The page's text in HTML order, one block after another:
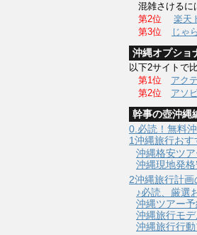
混雑さけるに
第2位
楽天
第3位
じゃ
沖縄オプショ
以下2サイトで
第1位
アク
第2位
アソ
幹事の壺沖縄
0.必読！無料
1沖縄旅行おす
沖縄格安ツ
沖縄現地発
2沖縄旅行計画
♪必読、厳選
沖縄ツアー
沖縄旅行モ
沖縄旅行行